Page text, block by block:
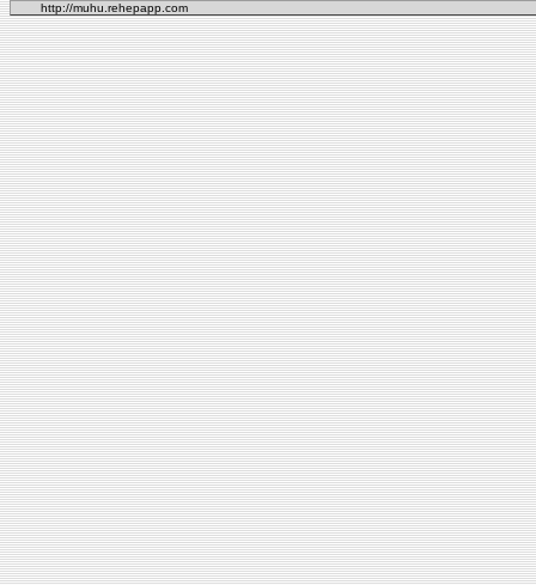
http://muhu.rehepapp.com